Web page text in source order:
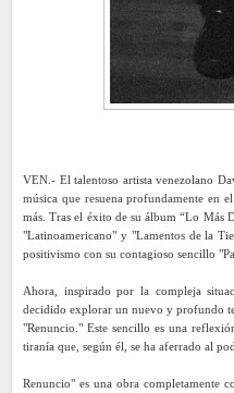
VEN.- El talentoso artista venezolano
música que resuena profundamente en
más. Tras el éxito de su álbum “Lo Más
"Latinoamericano" y "Lamentos de la
positivismo con su contagioso sencillo
Ahora, inspirado por la compleja
decidido explorar un nuevo y profundo
"Renuncio." Este sencillo es una
tiranía que, según él, se ha aferrado al
Renuncio" es una obra completamente